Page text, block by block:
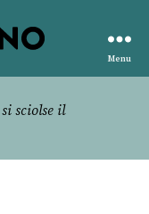
Menu
sciolse il